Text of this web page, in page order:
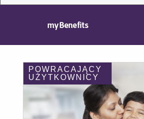
myBenefits
POWRACAJĄCY
UŻYTKOWNICY